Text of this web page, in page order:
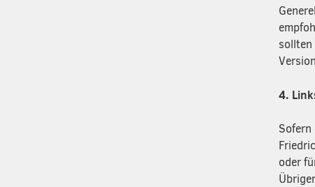
sollten
4.
oder